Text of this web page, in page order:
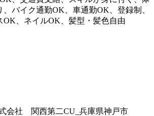
、バイク通勤OK、車通勤OK、登録制、
OK、ネイルOK、髪型・髪色自由
会社 関西第二CU_兵庫県神戸市